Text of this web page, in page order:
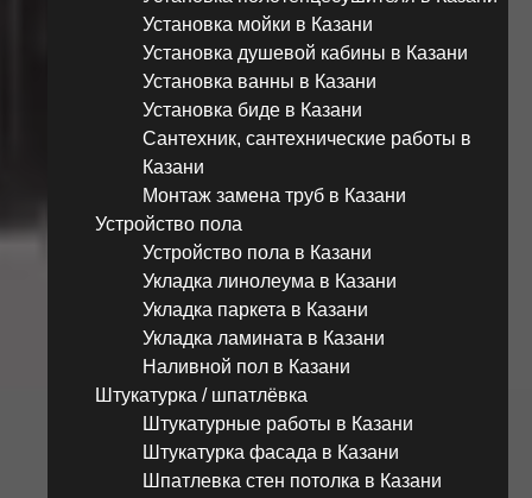
Установка мойки в Казани
Установка душевой кабины в Казани
Установка ванны в Казани
Установка биде в Казани
Сантехник, сантехнические работы в
Казани
Монтаж замена труб в Казани
Устройство пола
Устройство пола в Казани
Укладка линолеума в Казани
Укладка паркета в Казани
Укладка ламината в Казани
Наливной пол в Казани
Штукатурка / шпатлёвка
Штукатурные работы в Казани
Штукатурка фасада в Казани
Шпатлевка стен потолка в Казани